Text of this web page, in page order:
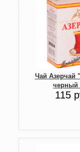
Чай Азерчай
черный
115